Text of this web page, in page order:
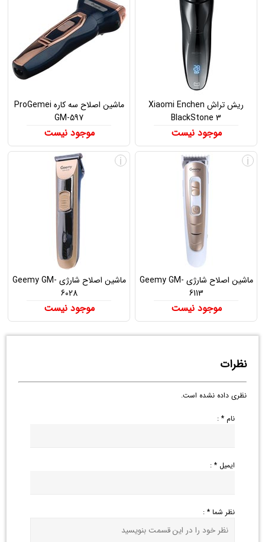
ریش تراش Xiaomi Enchen
BlackStone 3
موجود نیست
ماشین اصلاح سه کاره ProGemei
GM-597
موجود نیست
ماشین اصلاح شارژی Geemy GM-
6113
موجود نیست
i
ماشین اصلاح شارژی Geemy GM-
6028
موجود نیست
i
نظرات
نظری داده نشده است.
نام * :
ایمیل * :
نظر شما * :